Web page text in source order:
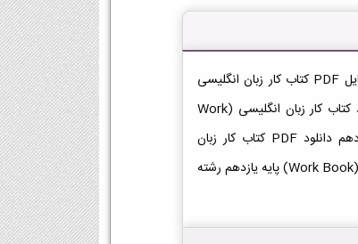
دانلود کتاب کار زبان انگلیسی (Work Book) یازدهم ریاضی دانلود فایل PDF کتاب کار زبان انگلیسی
(Work Book) پایه یازدهم رشته ریاضی [دانلود PDF] | لینک دانلود کتاب کار زبان انگلیسی (Work
Book) | لینک PDF کار زبان انگلیسی (Work Book) در پایه یازدهم دانلود PDF کتاب کار زبان
انگلیسی (Work Book) | دانلود فصل به فصل کتاب کار زبان انگلیسی (Work Book) پایه یازدهم رشته